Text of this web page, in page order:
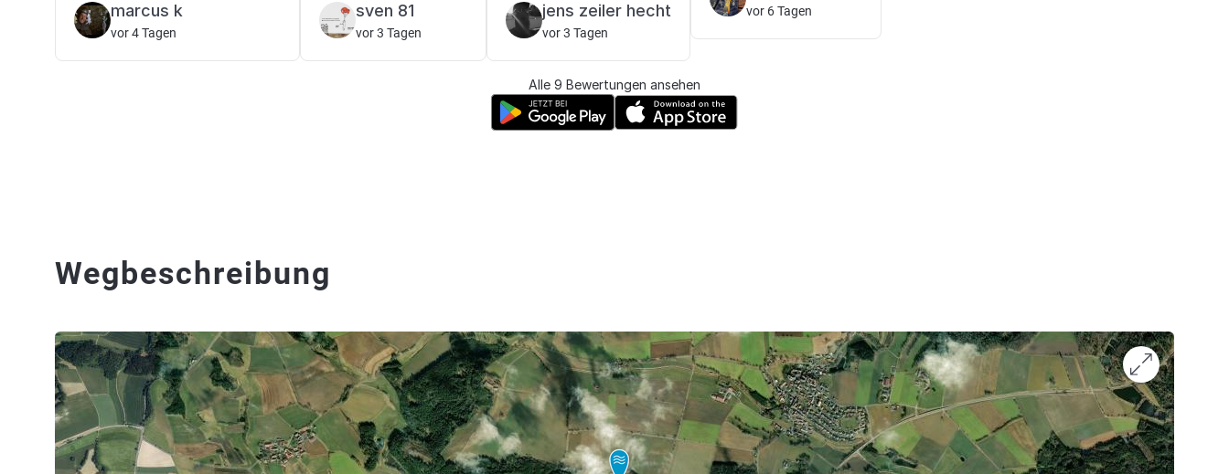
marcus k
vor 4 Tagen
sven 81
vor 3 Tagen
jens zeiler hecht
vor 3 Tagen
vor 6 Tagen
Alle 9 Bewertungen ansehen
Wegbeschreibung